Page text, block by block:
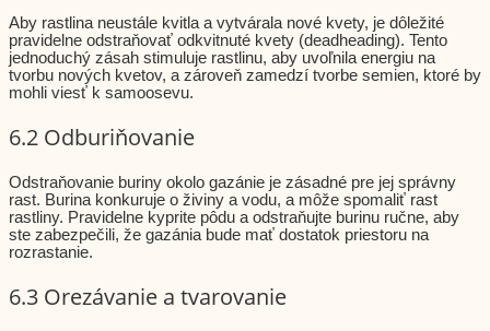
Aby rastlina neustále kvitla a vytvárala nové kvety, je dôležité
pravidelne odstraňovať odkvitnuté kvety (deadheading). Tento
jednoduchý zásah stimuluje rastlinu, aby uvoľnila energiu na
tvorbu nových kvetov, a zároveň zamedzí tvorbe semien, ktoré by
mohli viesť k samoosevu.
6.2 Odburiňovanie
Odstraňovanie buriny okolo gazánie je zásadné pre jej správny
rast. Burina konkuruje o živiny a vodu, a môže spomaliť rast
rastliny. Pravidelne kyprite pôdu a odstraňujte burinu ručne, aby
ste zabezpečili, že gazánia bude mať dostatok priestoru na
rozrastanie.
6.3 Orezávanie a tvarovanie